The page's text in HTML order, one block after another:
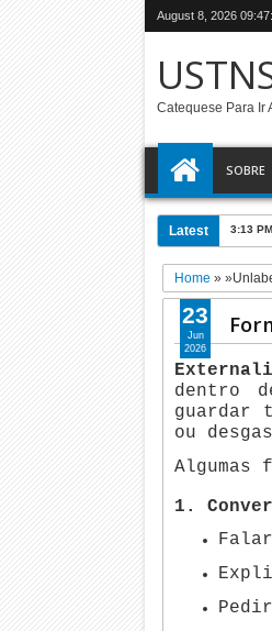
August 8, 2026
Catequese Para Ir
SOBRE
Latest 3:13 PM
Home »
dentro
guardar
ou
Algumas
1.
23
Jun
2026